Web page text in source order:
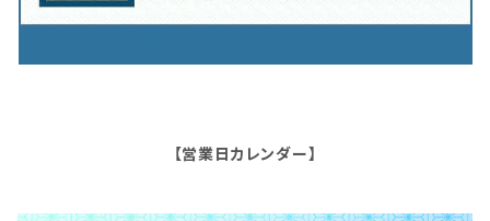
【営業日カレンダー】